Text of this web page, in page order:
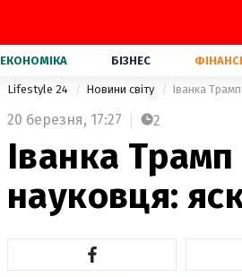
ЕКОНОМІКА БІЗНЕС
Lifestyle 24 Новини світу Іванка
20 березня, 17:27 2
Іванка
науковця: